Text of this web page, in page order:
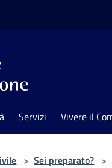
Servizi Vivere il
> Sei preparato? >